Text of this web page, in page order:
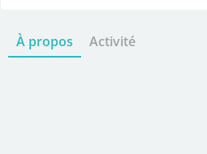
À propos Activité